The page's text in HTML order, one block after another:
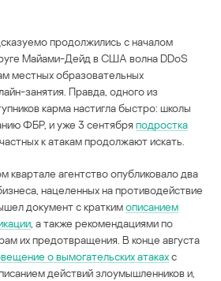
продолжились с началом
Майами-Дейд в США волна DDoS
местных образовательных
занятия. Правда, одного из
карма настигла быстро: школы
ФБР, и уже 3 сентября подростка
к атакам продолжают искать.
квартале агентство опубликовало два
нацеленных на противодействие
документ с краткимописанием
, а также рекомендациями по
их предотвращения. В конце августа
о вымогательских атакахс
действий злоумышленников и,